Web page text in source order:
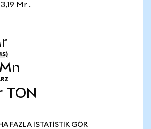
Mr .
TON
FAZLA İSTATİSTİK GÖR